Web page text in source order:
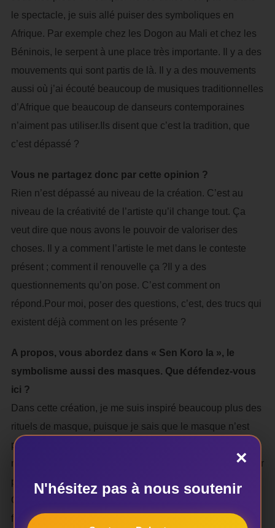
le spectacle, je suis allé puiser des symboliques en
Afrique. Par exemple chez les Dogon au Mali et chez les
Béninois, le serpent à une place très importante. Il y a des
mouvements qui sont partis de là. Il y a des mouvements
aussi où j’ai écouté beaucoup de musiques traditionnelles
d’Afrique que beaucoup de danseurs contemporaines
n’aiment pas utiliser.Ils disent que c’est la tradition, que
c’est dépassé ?
Vous ne partagez donc par cette opinion ?
Rien n’est dépassé au niveau de la création. C’est au
niveau de la créativité de l’artiste qu’il change tout. Ça
veut dire que nous avons le pouvoir de valoriser des
choses. Il y a comment l’artiste le met dans le conteste
présent ; comment il renouvelle ça ?Il y a des
questionnements qu’on pose. C’est comment on
répond.Pour moi, poser des questions, c’est, des trucs qui
existent déjà comment on les présente ?
A propos, vous abordez dans « Sen Koro la », le
symbolisme aussi des masques. Que défendez-vous
ici ?
Dans cette création, je me suis inspiré beaucoup plus des
rituels de masque, puisque je sais que le masque n’est
pas accessible en Europe. En Europe, quand on parle de
masque, on voit seulement les trucs qui sont sculptés pour
plaire aux yeux. Ça, ce n’est pas la fonction du masque.
Chez nous, ce n’est pas pour admirer. Le masque a des
fonctions beaucoup plus profondes.C’est une divinité, un
×
N'hésitez pas à nous soutenir